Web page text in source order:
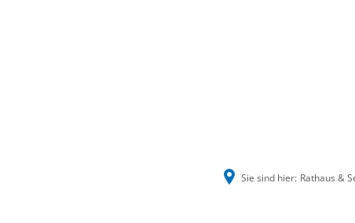
Sie sind hier: Rathaus &